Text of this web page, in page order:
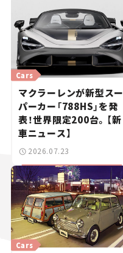
Cars
マクラーレンが新型スー
パーカー「788HS」を発
表！世界限定200台。【新
車ニュース】
2026.07.23
Cars